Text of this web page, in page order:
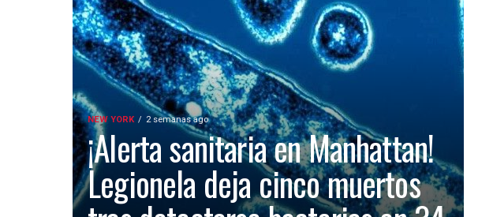
NEW YORK 2 semanas ago
¡Alerta sanitaria en Manhattan!
Legionela deja cinco muertos